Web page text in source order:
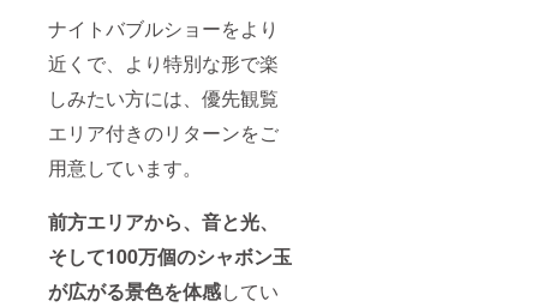
ナイトバブルショーをより
近くで、より特別な形で楽
しみたい方には、優先観覧
エリア付きのリターンをご
用意しています。
前方エリアから、音と光、
そして100万個のシャボン玉
が広がる景色を体感してい